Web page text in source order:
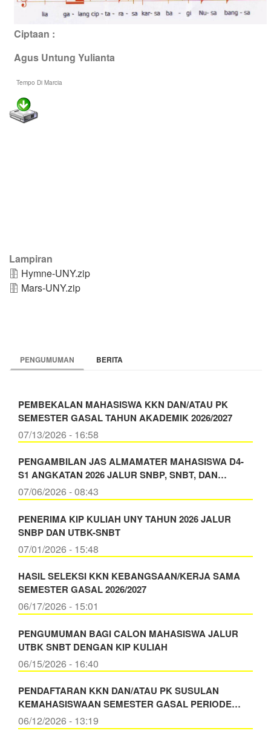
Ciptaan :
Agus Untung Yulianta
Tempo Di Marcia
Lampiran
Hymne-UNY.zip
Mars-UNY.zip
PENGUMUMAN BERITA
PEMBEKALAN MAHASISWA KKN DAN/ATAU PK
SEMESTER GASAL TAHUN AKADEMIK 2026/2027
07/13/2026 - 16:58
PENGAMBILAN JAS ALMAMATER MAHASISWA D4-
S1 ANGKATAN 2026 JALUR SNBP, SNBT, DAN…
07/06/2026 - 08:43
PENERIMA KIP KULIAH UNY TAHUN 2026 JALUR
SNBP DAN UTBK-SNBT
07/01/2026 - 15:48
HASIL SELEKSI KKN KEBANGSAAN/KERJA SAMA
SEMESTER GASAL 2026/2027
06/17/2026 - 15:01
PENGUMUMAN BAGI CALON MAHASISWA JALUR
UTBK SNBT DENGAN KIP KULIAH
06/15/2026 - 16:40
PENDAFTARAN KKN DAN/ATAU PK SUSULAN
KEMAHASISWAAN SEMESTER GASAL PERIODE…
06/12/2026 - 13:19